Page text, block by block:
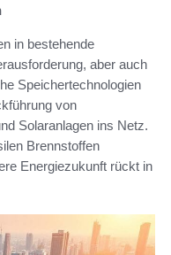
in bestehende
aber auch
Speichertechnologien
von
Solaranlagen ins Netz.
Brennstoffen
Energiezukunft rückt in